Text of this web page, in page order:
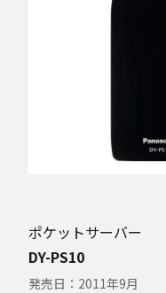
ポケットサーバー
DY-PS10
発売日： 2011年9月